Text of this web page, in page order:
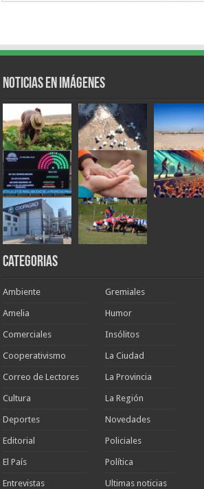
Noticias en Imágenes
Categorias
Ambiente
Amelia
Comerciales
Cooperativismo
Correo de Lectores
Cultura
Deportes
Editorial
El País
Entrevistas
Gremiales
Humor
Insólitos
La Ciudad
La Provincia
La Región
Novedades
Policiales
Política
Ultimas noticias